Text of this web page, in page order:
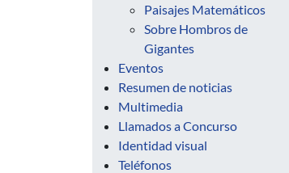
Paisajes Matemáticos
Sobre Hombros de
Gigantes
Eventos
Resumen de noticias
Multimedia
Llamados a Concurso
Identidad visual
Teléfonos